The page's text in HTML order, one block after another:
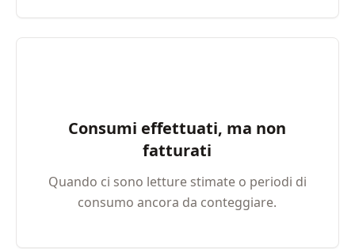
Consumi effettuati, ma non
fatturati
Quando ci sono letture stimate o periodi di
consumo ancora da conteggiare.